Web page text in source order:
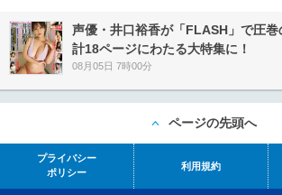
声優・井口裕香が「FLASH」で圧巻
計18ページにわたる大特集に！
08月05日 7時00分
ページの先頭へ
プライバシー
ポリシー
利用規約